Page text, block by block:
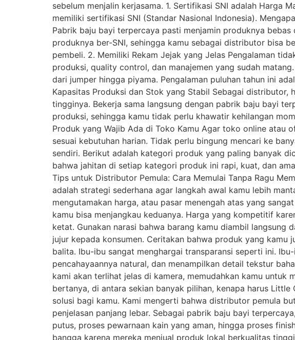
sebelum menjalin kerjasama. 1. Sertifikasi SNI adalah Harga
memiliki sertifikasi SNI (Standar Nasional Indonesia).
Pabrik baju bayi terpercaya pasti menjamin produknya
produknya ber-SNI, sehingga kamu sebagai distributor bisa
pembeli. 2. Memiliki Rekam Jejak yang Jelas Pengalaman
produksi, quality control, dan manajemen yang sudah
dari jumper hingga piyama. Pengalaman puluhan tahun ini
Kapasitas Produksi dan Stok yang Stabil Sebagai
tingginya. Bekerja sama langsung dengan pabrik baju bayi
produksi, sehingga kamu tidak perlu khawatir kehilangan
Produk yang Wajib Ada di Toko Kamu Agar toko online atau
sesuai kebutuhan harian. Tidak perlu bingung mencari ke
sendiri. Berikut adalah kategori produk yang paling banyak
bahwa jahitan di setiap kategori produk ini rapi, kuat, dan
Tips untuk Distributor Pemula: Cara Memulai Tanpa Ragu
adalah strategi sederhana agar langkah awal kamu lebih
mengutamakan harga, atau pasar menengah atas yang
kamu bisa menjangkau keduanya. Harga yang kompetitif
ketat. Gunakan narasi bahwa barang kamu diambil
jujur kepada konsumen. Ceritakan bahwa produk yang
balita. Ibu-ibu sangat menghargai transparansi seperti ini.
pencahayaannya natural, dan menampilkan detail tekstur
kami akan terlihat jelas di kamera, memudahkan kamu untuk
bertanya, di antara sekian banyak pilihan, kenapa harus
solusi bagi kamu. Kami mengerti bahwa distributor pemula
penjelasan panjang lebar. Sebagai pabrik baju bayi
putus, proses pewarnaan kain yang aman, hingga proses
bangga karena mereka menjual produk lokal berkualitas